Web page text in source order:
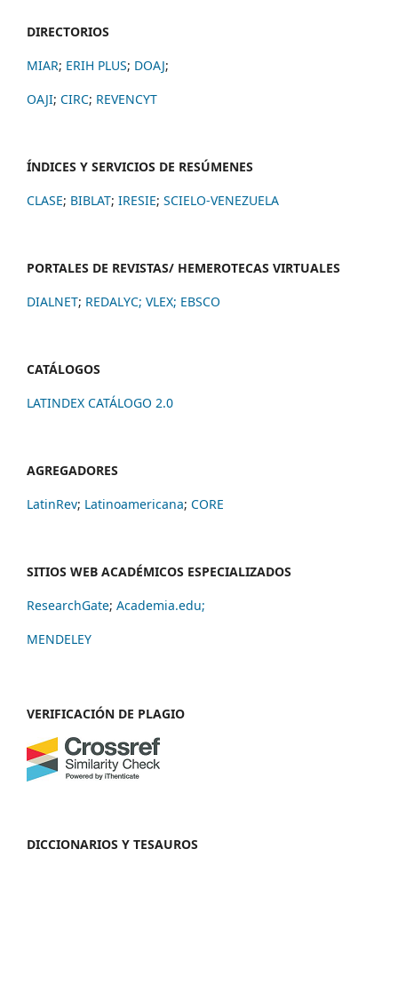
DIRECTORIOS
MIAR; ERIH PLUS; DOAJ;
OAJI; CIRC; REVENCYT
ÍNDICES Y SERVICIOS DE RESÚMENES
CLASE; BIBLAT; IRESIE; SCIELO-VENEZUELA
PORTALES DE REVISTAS/ HEMEROTECAS VIRTUALES
DIALNET; REDALYC; VLEX; EBSCO
CATÁLOGOS
LATINDEX CATÁLOGO 2.0
AGREGADORES
LatinRev; Latinoamericana; CORE
SITIOS WEB ACADÉMICOS ESPECIALIZADOS
ResearchGate; Academia.edu;
MENDELEY
VERIFICACIÓN DE PLAGIO
DICCIONARIOS Y TESAUROS